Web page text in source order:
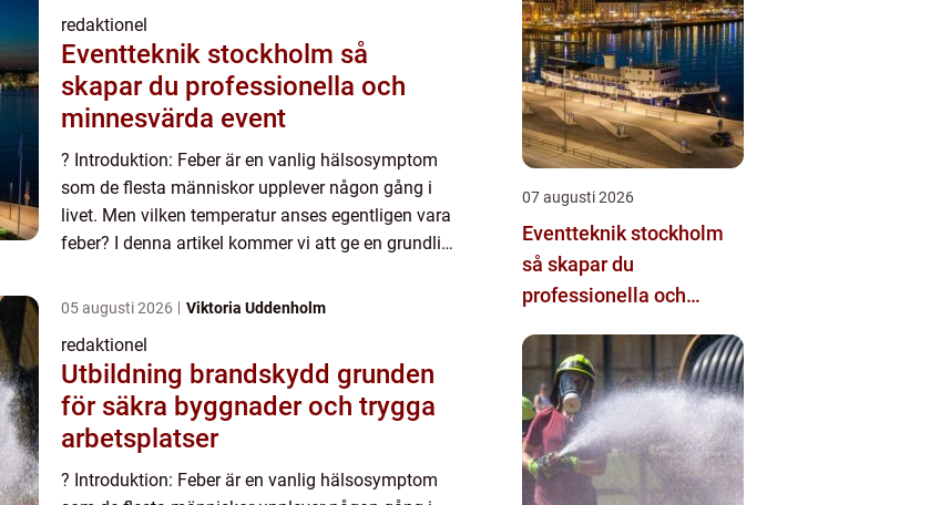
redaktionel
Eventteknik stockholm så
skapar du professionella och
minnesvärda event
? Introduktion: Feber är en vanlig hälsosymptom
som de flesta människor upplever någon gång i
livet. Men vilken temperatur anses egentligen vara
feber? I denna artikel kommer vi att ge en grundlig
so...
05 augusti 2026 Viktoria Uddenholm
redaktionel
Utbildning brandskydd grunden
för säkra byggnader och trygga
arbetsplatser
? Introduktion: Feber är en vanlig hälsosymptom
07 augusti 2026
Eventteknik stockholm
så skapar du
professionella och